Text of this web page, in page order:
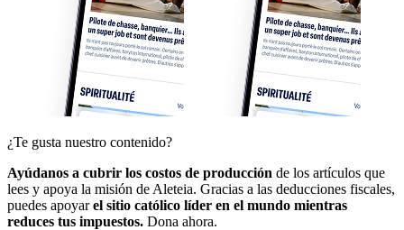
¿Te gusta nuestro contenido?
Ayúdanos a cubrir los costos de producción de los artículos que
lees y apoya la misión de Aleteia. Gracias a las deducciones fiscales,
puedes apoyarel sitio católico líder en el mundo mientras
reduces tus impuestos. Dona ahora.